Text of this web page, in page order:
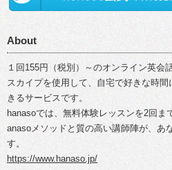
About
１回155円（税別）～のオンライン英会
スカイプを使用して、自宅で好きな時
きるサービスです。
hanasoでは、無料体験レッスンを2回
anasoメソッドと質の高い講師陣が、あ
す。
https://www.hanaso.jp/